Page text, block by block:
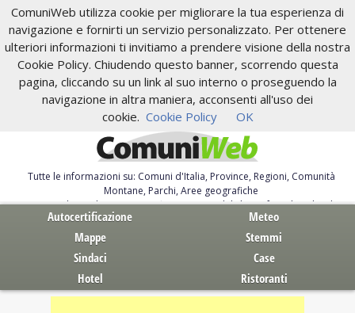
ComuniWeb utilizza cookie per migliorare la tua esperienza di
navigazione e fornirti un servizio personalizzato. Per ottenere
ulteriori informazioni ti invitiamo a prendere visione della nostra
Cookie Policy. Chiudendo questo banner, scorrendo questa
pagina, cliccando su un link al suo interno o proseguendo la
navigazione in altra maniera, acconsenti all'uso dei
cookie. Cookie Policy OK
Tutte le informazioni su: Comuni d'Italia, Province, Regioni, Comunità
Montane, Parchi, Aree geografiche
Servizi al Cittadino. Autocertificazione, moduli, leggi, free download
Autocertificazione
Meteo
Mappe
Stemmi
Sindaci
Case
Hotel
Ristoranti